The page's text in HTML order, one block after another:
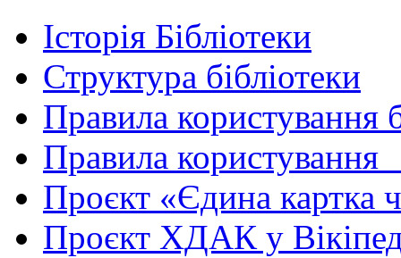
Історія Бібліотеки
Структура бібліотеки
Правила користування
Правила
Проєкт «Єдина картка
Проєкт ХДАК у